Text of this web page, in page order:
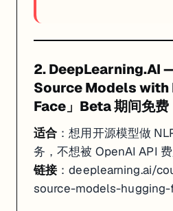
2. DeepLearning.AI
Source Models with
Face」Beta 期间免费
适合 ：想用开源模型做
务，不想被 OpenAI API
链接：deeplearning.ai/
source-models-hugging-